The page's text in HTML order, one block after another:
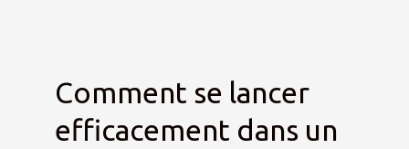
Comment se lancer
efficacement dans un